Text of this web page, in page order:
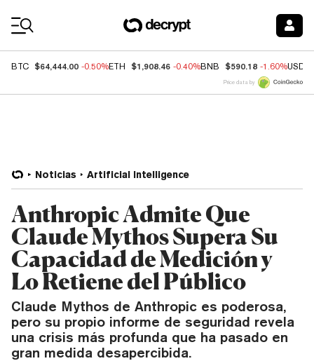
BTC $64,444.00 -0.50%ETH $1,908.46 -0.40%BNB $590.18 -1.60%USDC
Price data by
Noticias Artificial Intelligence
Anthropic Admite Que
Claude Mythos Supera Su
Capacidad de Medición y
Lo Retiene del Público
Claude Mythos de Anthropic es poderosa,
pero su propio informe de seguridad revela
una crisis más profunda que ha pasado en
gran medida desapercibida.